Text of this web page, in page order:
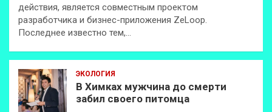
действия, является совместным проектом
разработчика и бизнес-приложения ZeLoop.
Последнее известно тем,…
ЭКОЛОГИЯ
В Химках мужчина до смерти
забил своего питомца